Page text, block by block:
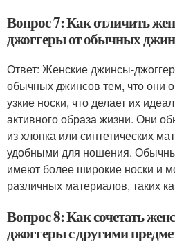
Вопрос 7: Как отличить
джоггеры от обычных
Ответ: Женские джинсы-
обычных джинсов тем, что они
узкие носки, что делает их
активного образа жизни. Они
из хлопка или синтетических
удобными для ношения.
имеют более широкие носки и
различных материалов, таких
Вопрос 8: Как сочетать
джоггеры с другими